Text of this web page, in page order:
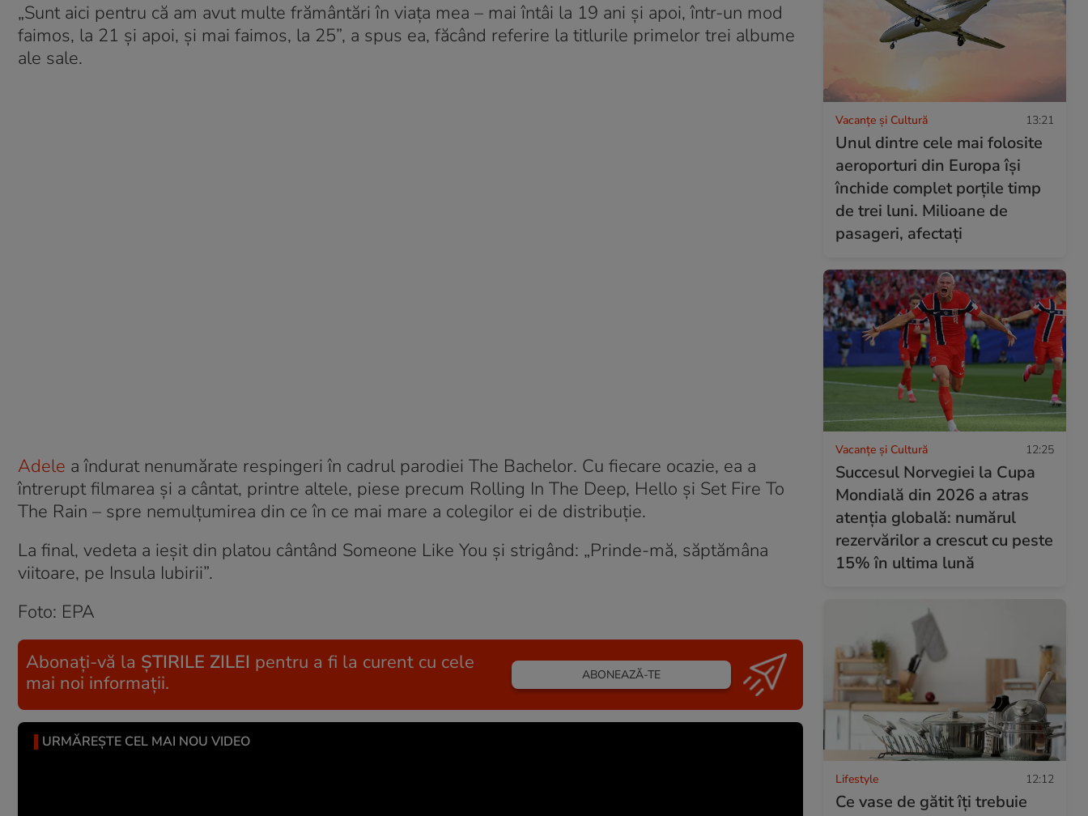
„Sunt aici pentru că am avut multe frământări în viața mea – mai întâi la 19 ani și apoi, într-un mod
faimos, la 21 și apoi, și mai faimos, la 25”, a spus ea, făcând referire la titlurile primelor trei albume
ale sale.
Adele a îndurat nenumărate respingeri în cadrul parodiei The Bachelor. Cu fiecare ocazie, ea a
întrerupt filmarea și a cântat, printre altele, piese precum Rolling In The Deep, Hello și Set Fire To
The Rain – spre nemulțumirea din ce în ce mai mare a colegilor ei de distribuție.
La final, vedeta a ieșit din platou cântând Someone Like You și strigând: „Prinde-mă, săptămâna
viitoare, pe Insula Iubirii”.
Foto: EPA
Abonați-vă la ȘTIRILE ZILEI pentru a fi la curent cu cele
mai noi informații.
ABONEAZĂ-TE
URMĂREȘTE CEL MAI NOU VIDEO
Vacanțe și Cultură 13:21
Unul dintre cele mai folosite
aeroporturi din Europa își
închide complet porțile timp
de trei luni. Milioane de
pasageri, afectați
Vacanțe și Cultură 12:25
Succesul Norvegiei la Cupa
Mondială din 2026 a atras
atenția globală: numărul
rezervărilor a crescut cu peste
15% în ultima lună
Lifestyle 12:12
Ce vase de gătit îți trebuie